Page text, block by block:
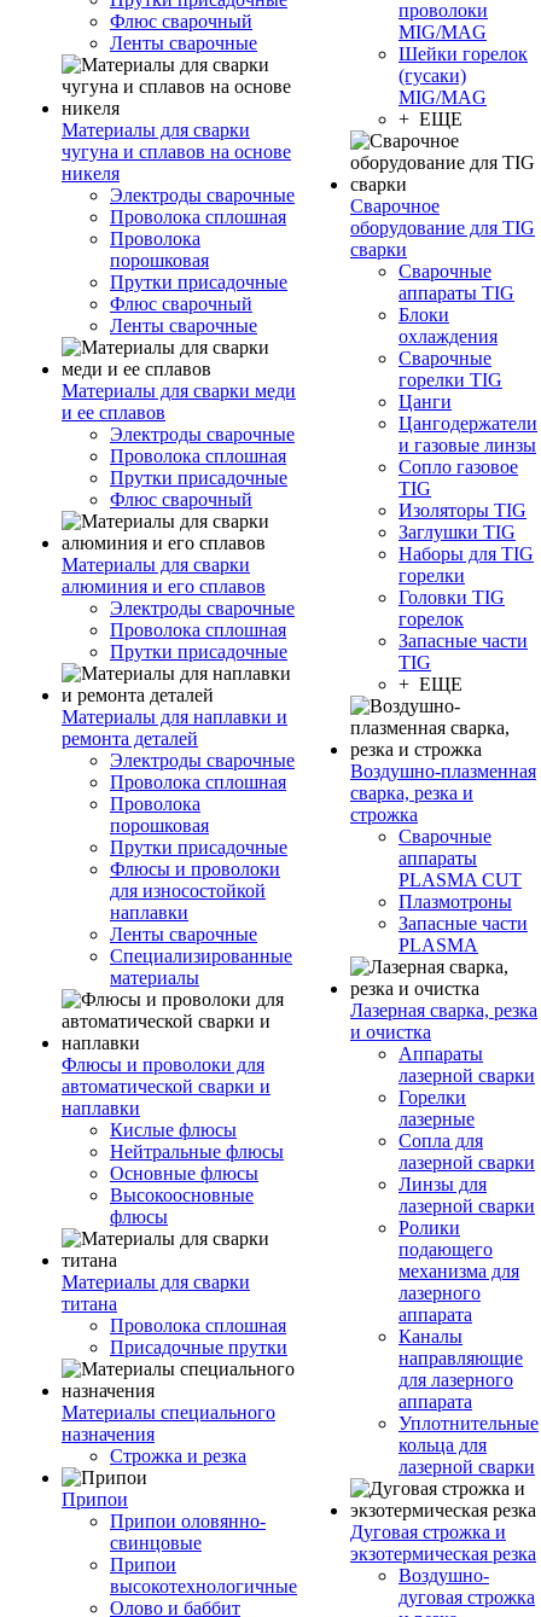
Флюс сварочный
Ленты сварочные
Материалы для сварки
чугуна и сплавов на основе
никеля
Электроды сварочные
Проволока сплошная
Проволока
порошковая
Прутки присадочные
Флюс сварочный
Ленты сварочные
Материалы для сварки меди
и ее сплавов
Электроды сварочные
Проволока сплошная
Прутки присадочные
Флюс сварочный
Материалы для сварки
алюминия и его сплавов
Электроды сварочные
Проволока сплошная
Прутки присадочные
Материалы для наплавки и
ремонта деталей
Электроды сварочные
Проволока сплошная
Проволока
порошковая
Прутки присадочные
Флюсы и проволоки
для износостойкой
наплавки
Ленты сварочные
Специализированные
материалы
Флюсы и проволоки для
автоматической сварки и
наплавки
Кислые флюсы
Нейтральные флюсы
Основные флюсы
Высокоосновные
флюсы
Материалы для сварки
титана
Проволока сплошная
Присадочные прутки
Материалы специального
назначения
Строжка и резка
Припои
Припои оловянно-
свинцовые
Припои
высокотехнологичные
Олово и баббит
проволоки
MIG/MAG
Шейки горелок
(гусаки)
MIG/MAG
+ ЕЩЕ
Сварочное
оборудование для TIG
сварки
Сварочные
аппараты TIG
Блоки
охлаждения
Сварочные
горелки TIG
Цанги
Цангодержатели
и газовые линзы
Сопло газовое
TIG
Изоляторы TIG
Заглушки TIG
Наборы для TIG
горелки
Головки TIG
горелок
Запасные части
TIG
+ ЕЩЕ
Воздушно-плазменная
сварка, резка и
строжка
Сварочные
аппараты
PLASMA CUT
Плазмотроны
Запасные части
PLASMA
Лазерная сварка, резка
и очистка
Аппараты
лазерной сварки
Горелки
лазерные
Сопла для
лазерной сварки
Линзы для
лазерной сварки
Ролики
подающего
механизма для
лазерного
аппарата
Каналы
направляющие
для лазерного
аппарата
Уплотнительные
кольца для
лазерной сварки
Дуговая строжка и
экзотермическая резка
Воздушно-
дуговая строжка